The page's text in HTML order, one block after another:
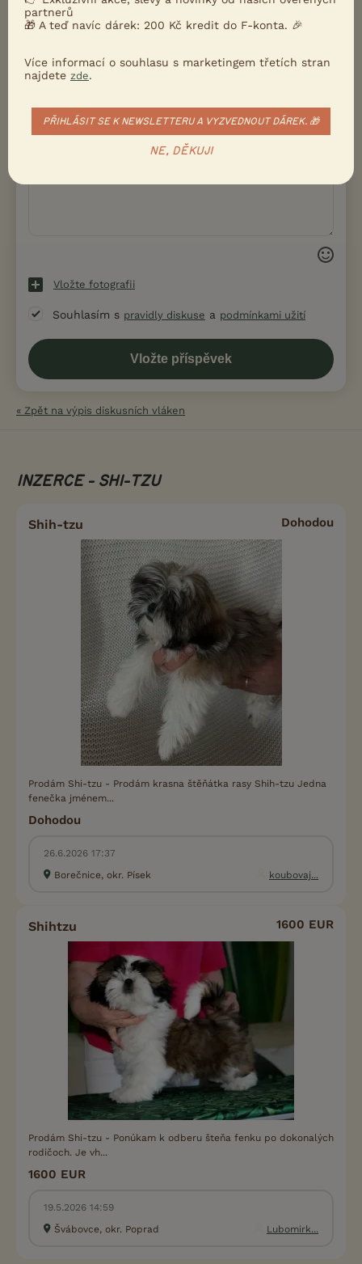
Vložte fotografii
Souhlasím s pravidly diskuse a podmínkami užití
« Zpět na výpis diskusních vláken
INZERCE - SHI-TZU
Shih-tzu Dohodou
Prodám Shi-tzu - Prodám krasna štěňátka rasy Shih-tzu Jedna
fenečka jménem...
Dohodou
26.6.2026 17:37
Borečnice, okr. Písek
koubovaj...
Shihtzu 1600 EUR
Prodám Shi-tzu - Ponúkam k odberu šteňa fenku po dokonalých
rodičoch. Je vh...
1600 EUR
19.5.2026 14:59
Švábovce, okr. Poprad
Lubomirk...
partnerů
🎁 A teď navíc dárek: 200 Kč kredit do F-konta. 🎉
Více informací o souhlasu s marketingem třetích stran
najdete zde.
PŘIHLÁSIT SE K NEWSLETTERU A VYZVEDNOUT DÁREK. 🎁
NE, DĚKUJI